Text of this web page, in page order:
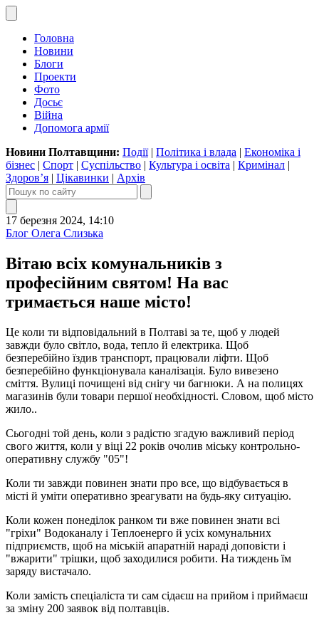
Головна
Новини
Блоги
Проекти
Фото
Досьє
Війна
Допомога армії
Новини Полтавщини: Події| Політика і влада | Економіка і
бізнес | Спорт | Суспільство | Культура і освіта | Кримінал |
Здоров’я | Цікавинки | Архів
17 березня 2024, 14:10
Блог Олега Слизька
Вітаю всіх комунальників з
професійним святом! На вас
тримається наше місто!
Це коли ти відповідальний в Полтаві за те, щоб у людей
завжди було світло, вода, тепло й електрика. Щоб
безперебійно їздив транспорт, працювали ліфти. Щоб
безперебійно функціонувала каналізація. Було вивезено
сміття. Вулиці почищені від снігу чи багнюки. А на полицях
магазинів були товари першої необхідності. Словом, щоб місто
жило..
Сьогодні той день, коли з радістю згадую важливий період
свого життя, коли у віці 22 років очолив міську контрольно-
оперативну службу "05"!
Коли ти завжди повинен знати про все, що відбувається в
місті й уміти оперативно зреагувати на будь-яку ситуацію.
Коли кожен понеділок ранком ти вже повинен знати всі
"гріхи" Водоканалу і Теплоенерго й усіх комунальних
підприємств, щоб на міській апаратній нараді доповісти і
"вжарити" трішки, щоб заходилися робити. На тиждень їм
заряду вистачало.
Коли замість спеціаліста ти сам сідаєш на прийом і приймаєш
за зміну 200 заявок від полтавців.